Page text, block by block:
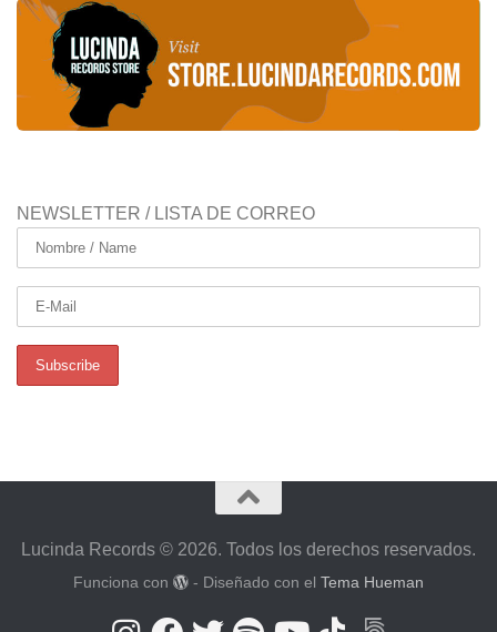
NEWSLETTER / LISTA DE CORREO
Lucinda Records © 2026. Todos los derechos reservados.
Funciona con - Diseñado con el Tema Hueman